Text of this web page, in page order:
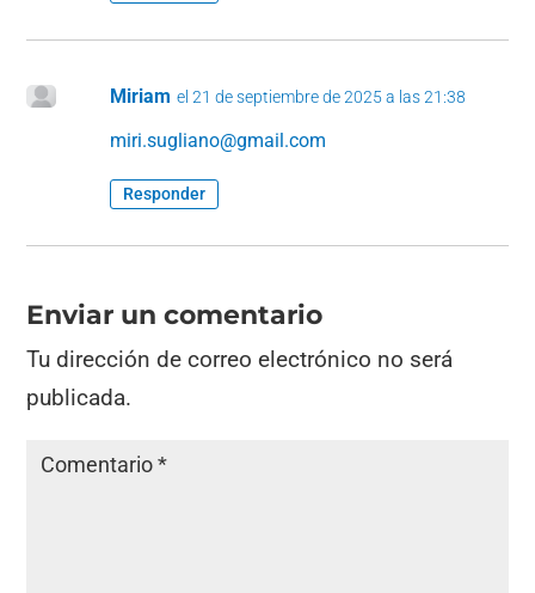
Miriam el 21 de septiembre de 2025 a las 21:38
miri.sugliano@gmail.com
Responder
Enviar un comentario
Tu dirección de correo electrónico no será
publicada.